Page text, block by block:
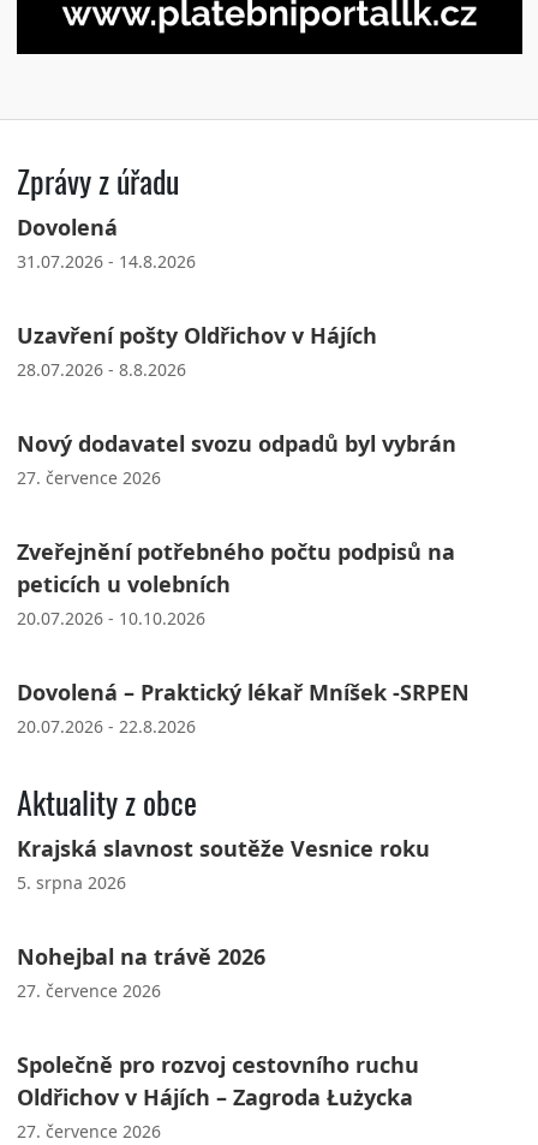
Zprávy z úřadu
Dovolená
31.07.2026 - 14.8.2026
Uzavření pošty Oldřichov v Hájích
28.07.2026 - 8.8.2026
Nový dodavatel svozu odpadů byl vybrán
27. července 2026
Zveřejnění potřebného počtu podpisů na
peticích u volebních
20.07.2026 - 10.10.2026
Dovolená – Praktický lékař Mníšek -SRPEN
20.07.2026 - 22.8.2026
Aktuality z obce
Krajská slavnost soutěže Vesnice roku
5. srpna 2026
Nohejbal na trávě 2026
27. července 2026
Společně pro rozvoj cestovního ruchu
Oldřichov v Hájích – Zagroda Łużycka
27. července 2026